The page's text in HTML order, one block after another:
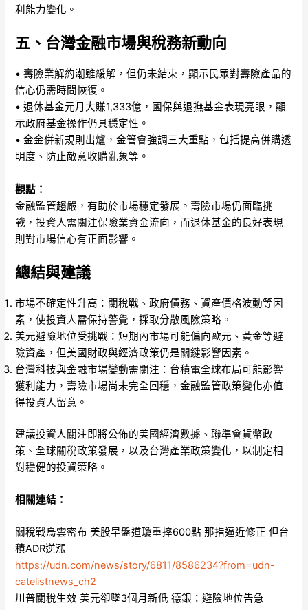
利能力變化。
五、台灣金融市場與稅務新動向
• 壽險業解約潮雖緩解，但仍未結束，顯示民眾對壽險產品的
信心仍需時間恢復。
• 退休基金元月大賺1,333億，國保與退撫基金表現亮眼，顯
示政府基金操作仍具穩定性。
• 金金併新規則出爐，金管會強調三大重點，包括提高併購透
明度、防止敵意收購亂象等。
觀點：
金融監管趨嚴，有助於市場穩定發展。壽險市場仍面臨挑
戰，投資人需關注保險業資金流向，而退休基金的良好表現
則對市場信心有正面影響。
總結與建議
市場不確定性升高：關稅戰、政府債務、資產價格波動等因
素，使投資人需保持警覺，採取分散風險策略。
美元避險地位受挑戰：短期內市場可能偏向歐元、黃金等避
險資產，但美國財政與經濟政策仍是關鍵影響因素。
台灣科技與金融市場變動需關注：台積電全球布局可能影響
獲利能力，壽險市場尚未完全回穩，金融監管政策變化亦值
得投資人留意。
建議投資人關注即將公佈的美國經濟數據、聯準會貨幣政
策、全球關稅政策發展，以及台灣產業政策變化，以制定相
對穩健的投資策略。
相關連結：
關稅戰烏雲密布 美股早盤道瓊重摔600點 那指逼近修正 但台
積ADR逆漲
https://udn.com/news/story/6811/8586234?from=udn-
catelistnews_ch2
川普關稅生效 美元卻墜3個月新低 德銀：避險地位告急